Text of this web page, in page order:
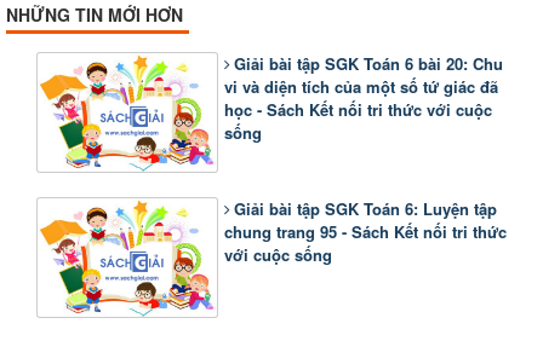
NHỮNG TIN MỚI HƠN
Giải bài tập SGK Toán 6 bài 20: Chu
vi và diện tích của một số tứ giác đã
học - Sách Kết nối tri thức với cuộc
sống
Giải bài tập SGK Toán 6: Luyện tập
chung trang 95 - Sách Kết nối tri thức
với cuộc sống